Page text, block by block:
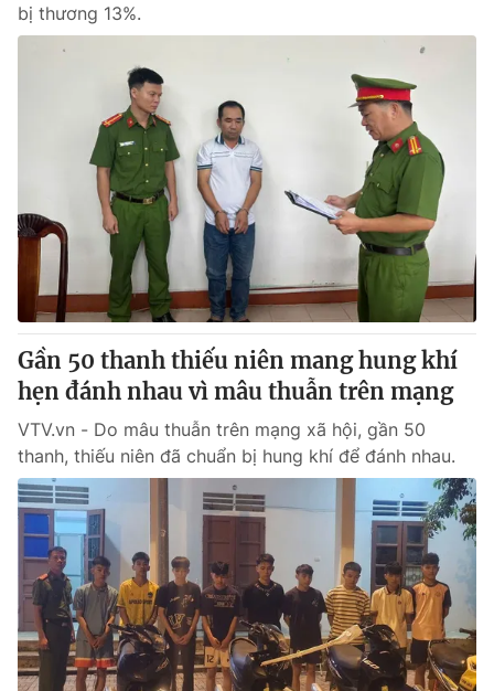
bị thương 13%.
Gần 50 thanh thiếu niên mang hung khí
hẹn đánh nhau vì mâu thuẫn trên mạng
VTV.vn - Do mâu thuẫn trên mạng xã hội, gần 50
thanh, thiếu niên đã chuẩn bị hung khí để đánh nhau.